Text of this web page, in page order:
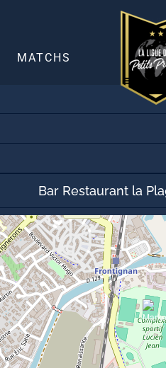
MATCHS
30 mai
5-
Bar Restaurant la